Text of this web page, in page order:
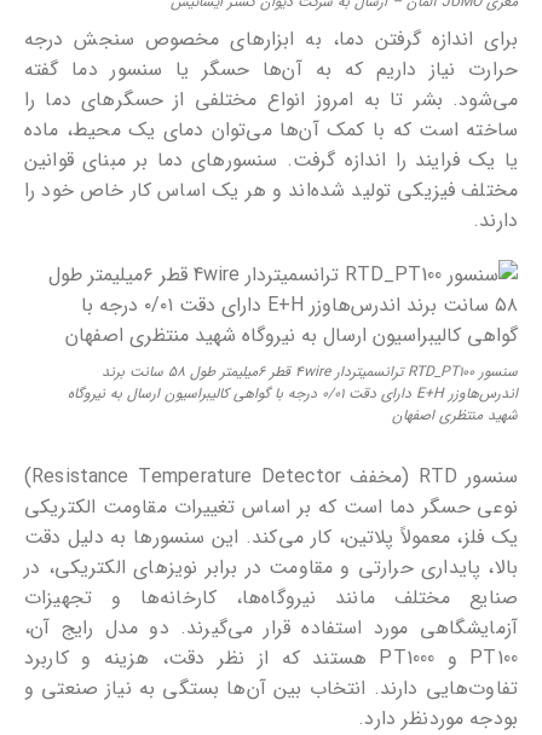
برای اندازه گرفتن دما، به ابزارهای مخصوص سنجش درجه
حرارت نیاز داریم که به آن‌ها حسگر یا سنسور دما گفته
می‌شود. بشر تا به امروز انواع مختلفی از حسگرهای دما را
ساخته است که با کمک آن‌ها می‌توان دمای یک محیط، ماده
یا یک فرایند را اندازه گرفت. سنسورهای دما بر مبنای قوانین
مختلف فیزیکی تولید شده‌اند و هر یک اساس کار خاص خود را
دارند.
سنسور RTD_PT100 ترانسمیتردار 4wire قطر ۶میلیمتر طول ۵۸ سانت برند
اندرس‌هاوزر E+H دارای دقت ۰/۰۱ درجه با گواهی کالیبراسیون ارسال به نیروگاه
شهید منتظری اصفهان
سنسور RTD (مخفف Resistance Temperature Detector)
نوعی حسگر دما است که بر اساس تغییرات مقاومت الکتریکی
یک فلز، معمولاً پلاتین، کار می‌کند. این سنسورها به دلیل دقت
بالا، پایداری حرارتی و مقاومت در برابر نویزهای الکتریکی، در
صنایع مختلف مانند نیروگاه‌ها، کارخانه‌ها و تجهیزات
آزمایشگاهی مورد استفاده قرار می‌گیرند. دو مدل رایج آن،
PT100 و PT1000 هستند که از نظر دقت، هزینه و کاربرد
تفاوت‌هایی دارند. انتخاب بین آن‌ها بستگی به نیاز صنعتی و
بودجه موردنظر دارد.